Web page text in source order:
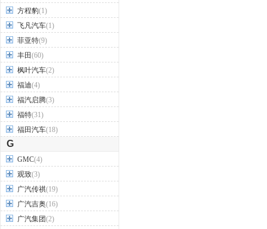
方程豹(1)
飞凡汽车(1)
菲亚特(9)
丰田(60)
枫叶汽车(2)
福迪(4)
福汽启腾(3)
福特(31)
福田汽车(18)
G
GMC(4)
观致(3)
广汽传祺(19)
广汽吉奥(16)
广汽集团(2)